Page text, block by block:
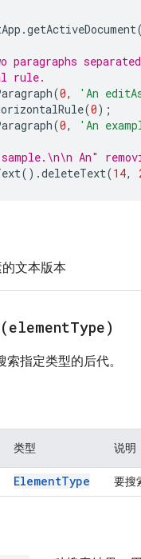
.getActiveDocument
rule.
(0, 'An
(0);
(0, 'An
An"
().deleteText(14,
文本版本
elementType)
指定类型的后代。
类型 说明
ElementType 要搜